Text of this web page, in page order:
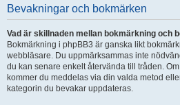
Bevakningar och bokmärken
Vad är skillnaden mellan bokmärkning och
Bokmärkning i phpBB3 är ganska likt
webbläsare. Du uppmärksammas inte
du kan senare enkelt återvända till tråden.
kommer du meddelas via din valda metod
kategorin du bevakar uppdateras.